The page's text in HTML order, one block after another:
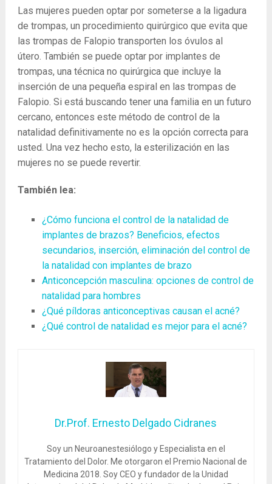
Las mujeres pueden optar por someterse a la ligadura
de trompas, un procedimiento quirúrgico que evita que
las trompas de Falopio transporten los óvulos al
útero. También se puede optar por implantes de
trompas, una técnica no quirúrgica que incluye la
inserción de una pequeña espiral en las trompas de
Falopio. Si está buscando tener una familia en un futuro
cercano, entonces este método de control de la
natalidad definitivamente no es la opción correcta para
usted. Una vez hecho esto, la esterilización en las
mujeres no se puede revertir.
También lea:
¿Cómo funciona el control de la natalidad de
implantes de brazos? Beneficios, efectos
secundarios, inserción, eliminación del control de
la natalidad con implantes de brazo
Anticoncepción masculina: opciones de control de
natalidad para hombres
¿Qué píldoras anticonceptivas causan el acné?
¿Qué control de natalidad es mejor para el acné?
Dr.Prof. Ernesto Delgado Cidranes
Soy un Neuroanestesiólogo y Especialista en el
Tratamiento del Dolor. Me otorgaron el Premio Nacional de
Medicina 2018. Soy CEO y fundador de la Unidad